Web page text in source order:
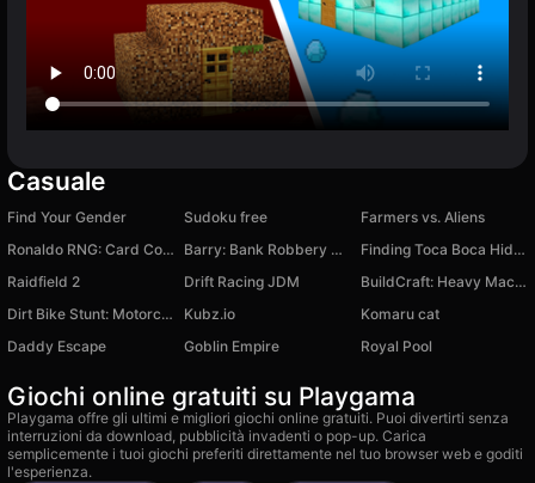
Casuale
Find Your Gender Sudoku free
Farmers vs. Aliens
Ronaldo RNG: Card Collection
Barry: Bank Robbery Robux!
Finding Toca Boca Hidden Objects
Raidfield 2
Drift Racing JDM
BuildCraft: Heavy Machinery
Dirt Bike Stunt: Motorcycle Extreme
Kubz.io
Komaru cat
Daddy Escape
Goblin Empire Royal Pool
Giochi online gratuiti su Playgama
Playgama offre gli ultimi e migliori giochi online gratuiti. Puoi divertirti senza
interruzioni da download, pubblicità invadenti o pop-up. Carica
semplicemente i tuoi giochi preferiti direttamente nel tuo browser web e goditi
l'esperienza.